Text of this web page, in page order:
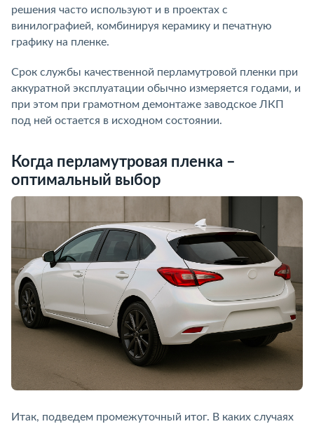
решения часто используют и в проектах с
винилографией, комбинируя керамику и печатную
графику на пленке.
Срок службы качественной перламутровой пленки при
аккуратной эксплуатации обычно измеряется годами, и
при этом при грамотном демонтаже заводское ЛКП
под ней остается в исходном состоянии.
Когда перламутровая пленка –
оптимальный выбор
Итак, подведем промежуточный итог. В каких случаях